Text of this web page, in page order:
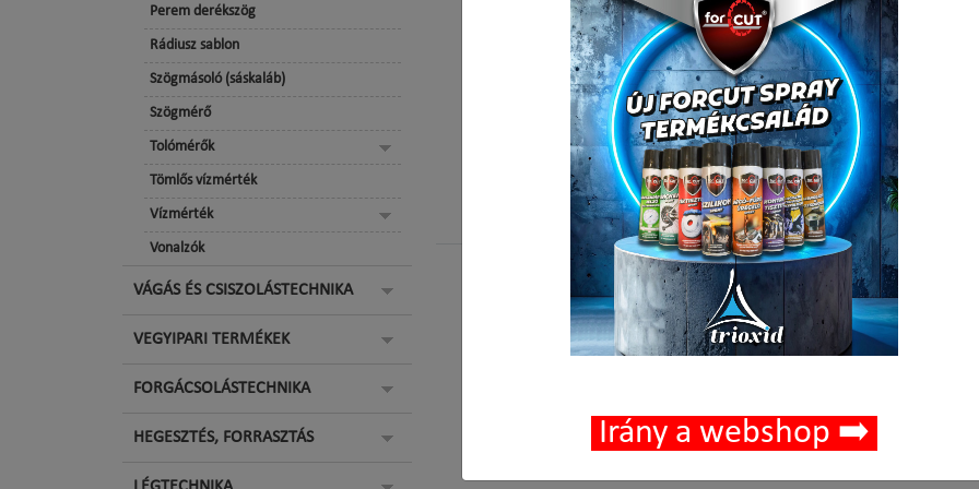
Perem derékszög
Rádiusz sablon
Szögmásoló (sáskaláb)
Szögmérő
Tolómérők
Tömlős vízmérték
Vízmérték
Vonalzók
VÁGÁS ÉS CSISZOLÁSTECHNIKA
VEGYIPARI TERMÉKEK
FORGÁCSOLÁSTECHNIKA
HEGESZTÉS, FORRASZTÁS
Mennyiség
-
🟢 🛒 🚚
Cikkszám:
Kedvencek
Irány a webshop ➡️